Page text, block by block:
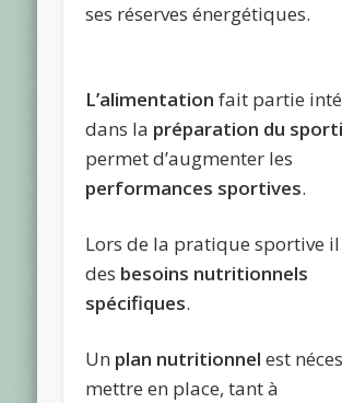
ses réserves énergétiques.
L’alimentationfait partie
dans la préparation du
permet d’augmenter les
performances sportives.
Lors de la pratique sportive
des besoins nutritionnels
spécifiques.
Un plan nutritionnel est
mettre en place, tant à